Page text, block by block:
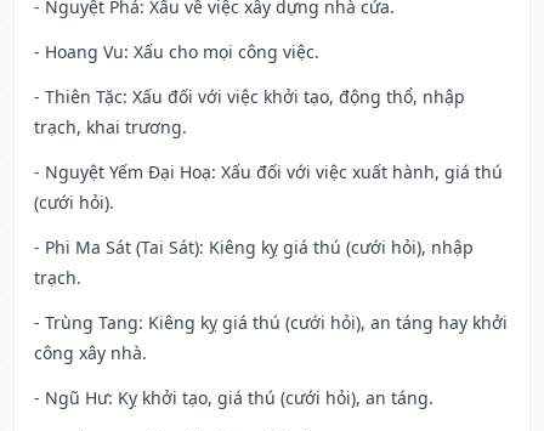
- Nguyệt Phá: Xấu về việc xây dựng nhà cửa.
- Hoang Vu: Xấu cho mọi công việc.
- Thiên Tặc: Xấu đối với việc khởi tạo, động thổ, nhập
trạch, khai trương.
- Nguyệt Yếm Đại Hoạ: Xấu đối với việc xuất hành, giá thú
(cưới hỏi).
- Phi Ma Sát (Tai Sát): Kiêng kỵ giá thú (cưới hỏi), nhập
trạch.
- Trùng Tang: Kiêng kỵ giá thú (cưới hỏi), an táng hay khởi
công xây nhà.
- Ngũ Hư: Kỵ khởi tạo, giá thú (cưới hỏi), an táng.